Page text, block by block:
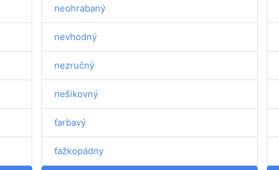
neohrabaný
nevhodný
nezručný
nešikovný
ťarbavý
ťažkopádny